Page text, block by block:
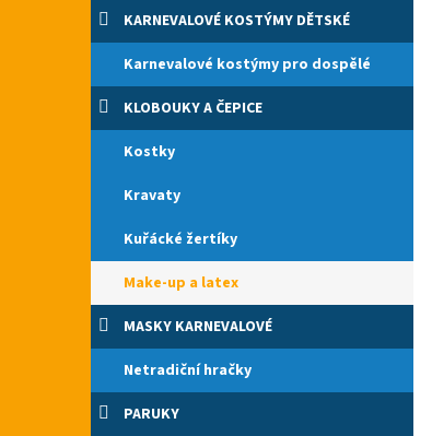
KARNEVALOVÉ KOSTÝMY DĚTSKÉ
Karnevalové kostýmy pro dospělé
KLOBOUKY A ČEPICE
Kostky
Kravaty
Kuřácké žertíky
Make-up a latex
MASKY KARNEVALOVÉ
Netradiční hračky
PARUKY